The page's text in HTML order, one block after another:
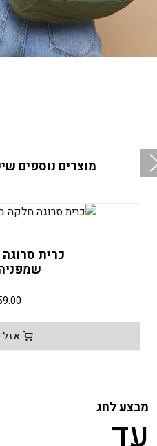
מוצרים נוספים
כרית
שמפניה 50/
מבצע לחג